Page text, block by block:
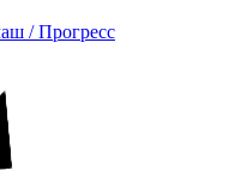
/ Прогресс